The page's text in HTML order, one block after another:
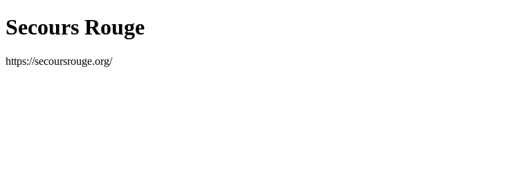
Secours Rouge
https://secoursrouge.org/